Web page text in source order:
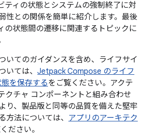
ティの状態とシステムの強制終了に対
性との関係を簡単に紹介します。最後
の状態間の遷移に関連するトピックに
いてのガイダンスを含め、ライフサイ
いては、 Jetpack Compose のライフ
を保存するをご覧ください。アクテ
クチャ コンポーネントと組み合わせ
り、製品版と同等の品質を備えた堅牢
方法については、 アプリのアーキテク
ださい。